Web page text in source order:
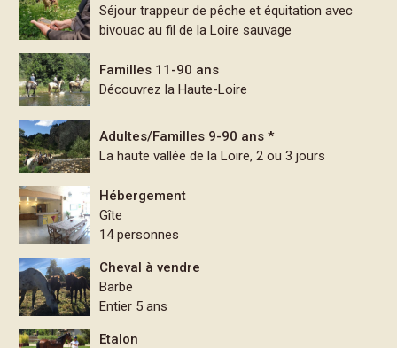
Séjour trappeur de pêche et équitation avec
bivouac au fil de la Loire sauvage
Familles 11-90 ans
Découvrez la Haute-Loire
Adultes/Familles 9-90 ans *
La haute vallée de la Loire, 2 ou 3 jours
Hébergement
Gîte
14 personnes
Cheval à vendre
Barbe
Entier 5 ans
Etalon